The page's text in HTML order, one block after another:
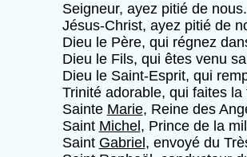
Seigneur, ayez pitié de nous.
Jésus-Christ, ayez pitié de
Dieu le Père, qui régnez
Dieu le Fils, qui êtes venu
Dieu le Saint-Esprit, qui
Trinité adorable, qui faites
Sainte Marie, Reine des
Saint Michel , Prince de la
Saint Gabriel , envoyé du